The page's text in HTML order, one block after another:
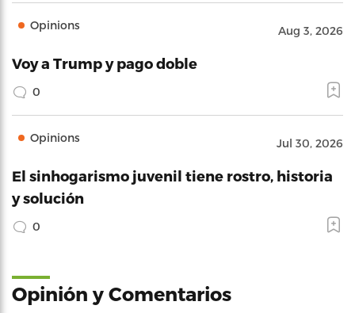
Opinions Aug 3, 2026
Voy a Trump y pago doble
0
Opinions Jul 30, 2026
El sinhogarismo juvenil tiene rostro, historia
y solución
0
Opinión y Comentarios